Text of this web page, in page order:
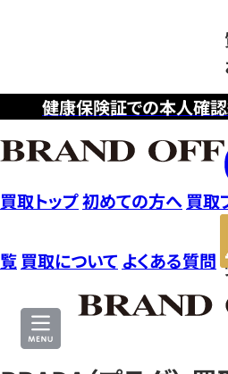
健康保険証での本人確
リ
買取トップ初めての方へ 買取
覧 買取について よくある質問